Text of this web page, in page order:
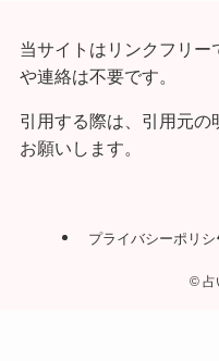
当サイトはリンクフリ
や連絡は不要です。
引用する際は、引用元
お願いします。
プライバシーポリシ
©占